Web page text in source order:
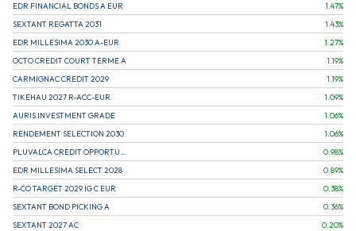
EDR FINANCIAL BONDS A EUR
1.47%
SEXTANT REGATTA 2031
1.43%
EDR MILLESIMA 2030 A-EUR
1.27%
OCTO CREDIT COURT TERME A
1.19%
CARMIGNAC CREDIT 2029
1.19%
TIKEHAU 2027 R-ACC-EUR
1.09%
AURIS INVESTMENT GRADE
1.06%
RENDEMENT SELECTION 2030
1.06%
PLUVALCA CREDIT OPPORTUNITIES
0.98%
EDR MILLESIMA SELECT 2028
0.89%
R-CO TARGET 2029 IG C EUR
0.38%
SEXTANT BOND PICKING A
0.36%
SEXTANT 2027 AC
0.20%